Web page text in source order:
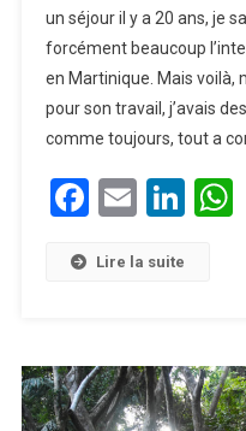
un séjour il y a 20 ans, je
forcément beaucoup
en Martinique. Mais voilà,
pour son travail, j’avais
comme toujours, tout a
Facebook
Email
Lire la suite